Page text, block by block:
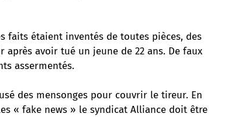
faits étaient inventés de toutes pièces, des
avoir tué un jeune de 22 ans. De faux
assermentés.
des mensonges pour couvrir le tireur. En
« fake news » le syndicat Alliance doit être